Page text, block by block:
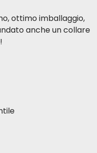
ottimo imballaggio,
anche un collare